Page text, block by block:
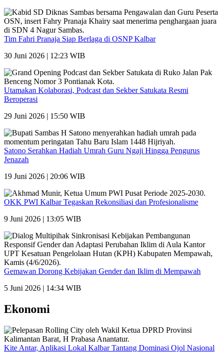
Tim Fahri Pranaja Siap Berlaga di OSNP Kalbar
30 Juni 2026 | 12:23 WIB
Utamakan Kolaborasi, Podcast dan Sekber Satukata Resmi
Beroperasi
29 Juni 2026 | 15:50 WIB
Satono Serahkan Hadiah Umrah Guru Ngaji Hingga Pengurus
Jenazah
19 Juni 2026 | 20:06 WIB
OKK PWI Kalbar Tegaskan Rekonsiliasi dan Profesionalisme
9 Juni 2026 | 13:05 WIB
Gemawan Dorong Kebijakan Gender dan Iklim di Mempawah
5 Juni 2026 | 14:34 WIB
Ekonomi
Kite Antar, Aplikasi Lokal Kalbar Tantang Dominasi Ojol Nasional